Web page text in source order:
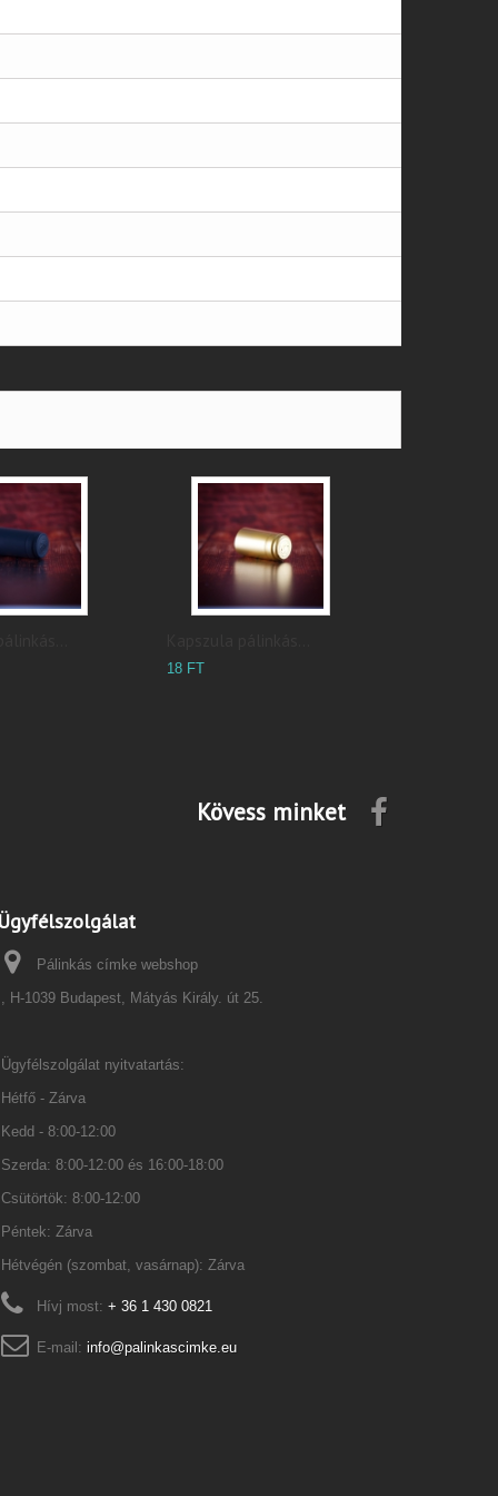
18 FT
Kövess minket
Ügyfélszolgálat
Pálinkás címke webshop
, H-1039 Budapest, Mátyás Király. út 25.
Ügyfélszolgálat nyitvatartás:
Hétfő - Zárva
Kedd - 8:00-12:00
Szerda: 8:00-12:00 és 16:00-18:00
Csütörtök: 8:00-12:00
Péntek: Zárva
Hétvégén (szombat, vasárnap): Zárva
Hívj most: + 36 1 430 0821
E-mail: info@palinkascimke.eu